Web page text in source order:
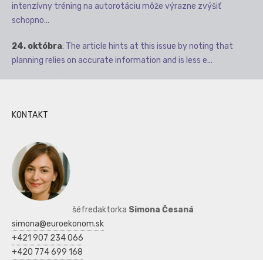
intenzívny tréning na autorotáciu môže výrazne zvýšiť
schopno...
24. októbra: The article hints at this issue by noting that
planning relies on accurate information and is less e...
KONTAKT
šéfredaktorka Simona Česaná
simona@euroekonom.sk
+421 907 234 066
+420 774 699 168